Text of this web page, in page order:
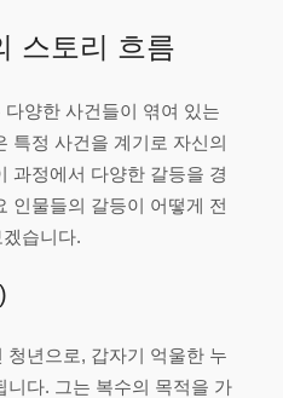
스토리 흐름
다양한 사건들이 엮여 있는
특정 사건을 계기로 자신의
과정에서 다양한 갈등을 경
인물들의 갈등이 어떻게 전
습니다.
년으로, 갑자기 억울한 누
니다. 그는 복수의 목적을 가